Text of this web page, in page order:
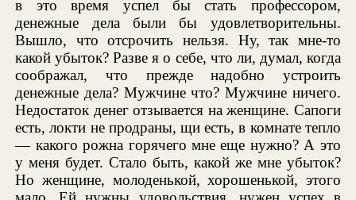
в это время успел бы стать профессором,
денежные дела были бы удовлетворительны.
Вышло, что отсрочить нельзя. Ну, так мне-то
какой убыток? Разве я о себе, что ли, думал, когда
соображал, что прежде надобно устроить
денежные дела? Мужчине что? Мужчине ничего.
Недостаток денег отзывается на женщине. Сапоги
есть, локти не продраны, щи есть, в комнате тепло
— какого рожна горячего мне еще нужно? А это
у меня будет. Стало быть, какой же мне убыток?
Но женщине, молоденькой, хорошенькой, этого